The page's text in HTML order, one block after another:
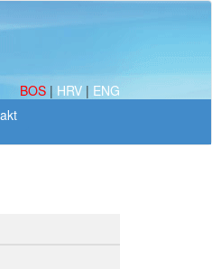
BOS | HRV | ENG